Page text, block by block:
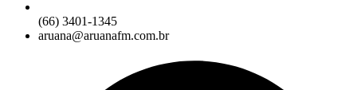
(66) 3401-1345
aruana@aruanafm.com.br